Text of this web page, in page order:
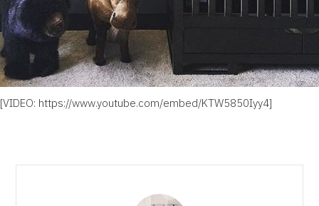
[VIDEO: https://www.youtube.com/embed/KTW5850Iyy4]